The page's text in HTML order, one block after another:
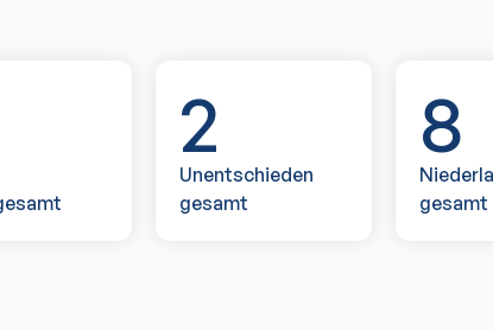
2
Unentschieden
gesamt
8
gesamt